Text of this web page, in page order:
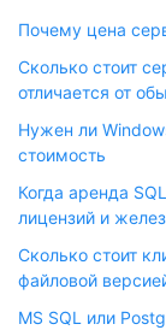
Почему цена
Сколько стоит
отличается от
Нужен ли
стоимость
Когда аренда
лицензий и
Сколько стоит
файловой
MS SQL или